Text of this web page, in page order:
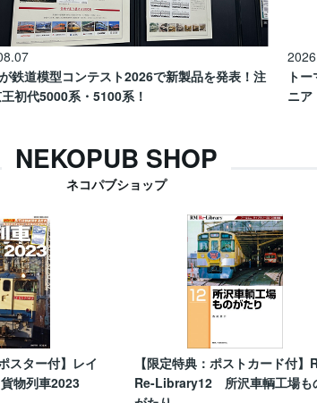
鉄道模型コンテスト2026で新製品を発表！注
初代5000系・5100系！
ト
ニア
NEKOPUB SHOP
ネコパブショップ
スター付】レイ
物列車2023
【限定特典：ポストカード付】
Re-Library12 所沢車輌工場も